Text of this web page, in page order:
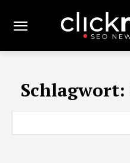
Schlagwort: